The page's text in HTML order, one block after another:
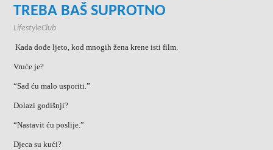
TREBA BAŠ SUPROTNO
LifestyleClub
Kada dođe ljeto, kod mnogih žena krene isti film.
Vruće je?
“Sad ću malo usporiti.”
Dolazi godišnji?
“Nastavit ću poslije.”
Djeca su kući?